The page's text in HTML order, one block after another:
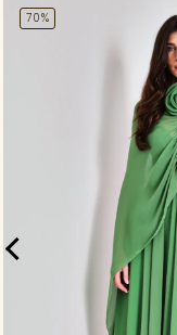
70%